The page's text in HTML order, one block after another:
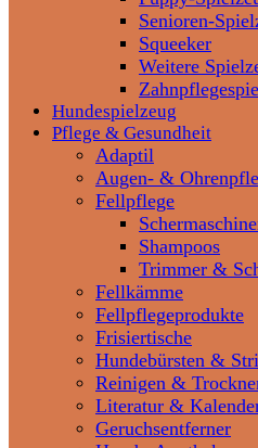
Senioren-
Squeeker
Weitere
Hundespielzeug
Pflege & Gesundheit
Adaptil
Augen- &
Fellpflege
Shampoos
Trimmer &
Fellkämme
Fellpflegeprodukte
Frisiertische
Hundebürsten &
Reinigen &
Literatur &
Geruchsentferner